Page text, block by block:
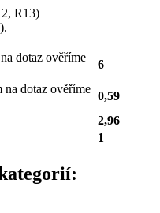
R13)
dotaz ověříme
6
na dotaz ověříme
0,59
2,96
1